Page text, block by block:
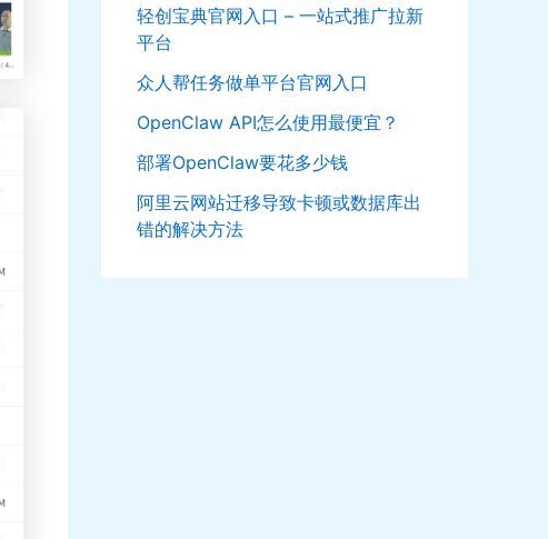
轻创宝典官网入口 – 一站式推广拉新
平台
众人帮任务做单平台官网入口
OpenClaw API怎么使用最便宜？
部署OpenClaw要花多少钱
阿里云网站迁移导致卡顿或数据库出
错的解决方法